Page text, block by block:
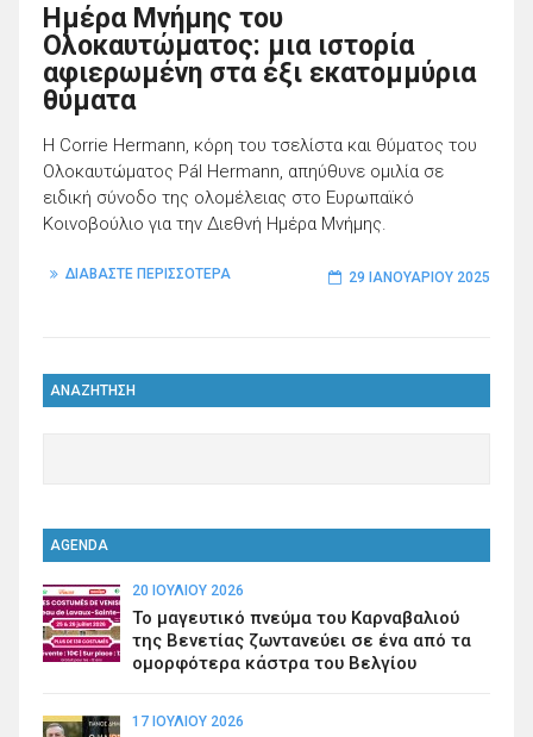
Ημέρα Μνήμης του
Ολοκαυτώματος: μια ιστορία
αφιερωμένη στα έξι εκατομμύρια
θύματα
Η Corrie Hermann, κόρη του τσελίστα και θύματος του
Ολοκαυτώματος Pál Hermann, απηύθυνε ομιλία σε
ειδική σύνοδο της ολομέλειας στο Ευρωπαϊκό
Κοινοβούλιο για την Διεθνή Ημέρα Μνήμης.
ΔΙΑΒΑΣΤΕ ΠΕΡΙΣΣΟΤΕΡΑ 29 ΙΑΝΟΥΑΡΊΟΥ 2025
ΑΝΑΖΗΤΗΣΗ
AGENDA
20 ΙΟΥΛΊΟΥ 2026
Το μαγευτικό πνεύμα του Καρναβαλιού
της Βενετίας ζωντανεύει σε ένα από τα
ομορφότερα κάστρα του Βελγίου
17 ΙΟΥΛΊΟΥ 2026